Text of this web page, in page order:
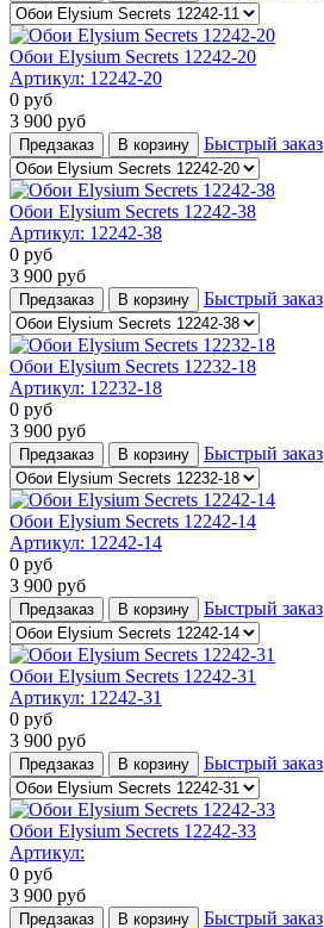
Обои Elysium Secrets 12242-20
Артикул: 12242-20
0 руб
3 900 руб
Предзаказ В корзину Быстрый заказ
Обои Elysium Secrets 12242-38
Артикул: 12242-38
0 руб
3 900 руб
Предзаказ В корзину Быстрый заказ
Обои Elysium Secrets 12232-18
Артикул: 12232-18
0 руб
3 900 руб
Предзаказ В корзину Быстрый заказ
Обои Elysium Secrets 12242-14
Артикул: 12242-14
0 руб
3 900 руб
Предзаказ В корзину Быстрый заказ
Обои Elysium Secrets 12242-31
Артикул: 12242-31
0 руб
3 900 руб
Предзаказ В корзину Быстрый заказ
Обои Elysium Secrets 12242-33
Артикул:
0 руб
3 900 руб
Предзаказ В корзину Быстрый заказ